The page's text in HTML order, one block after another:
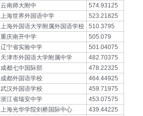
云南师大附中
574.93125
上海世界外国语中学
523.21825
上海外国语大学附属外国语学校
510.3795
重庆南开中学
505.079
辽宁省实验中学
501.04075
天津市外国语大学附属中学
482.70375
成都七中国际部
478.22325
成都外国语学校
464.44925
武汉外国语学校
459.71975
浙江省瑞安中学
453.07575
上海光华学院剑桥国际中心
439.44225